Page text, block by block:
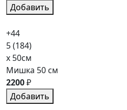
Добавить
+44
5(184)
x 50см
Мишка 50 см
2200₽
Добавить